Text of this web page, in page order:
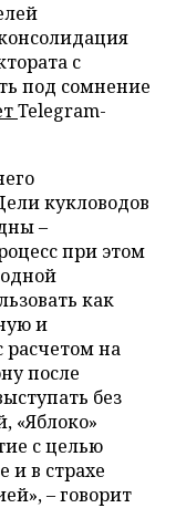
с
под сомнение
Telegram-
кукловодов
–
при этом
как
и
расчетом на
после
без
«Яблоко»
с целью
и в страхе
– говорит